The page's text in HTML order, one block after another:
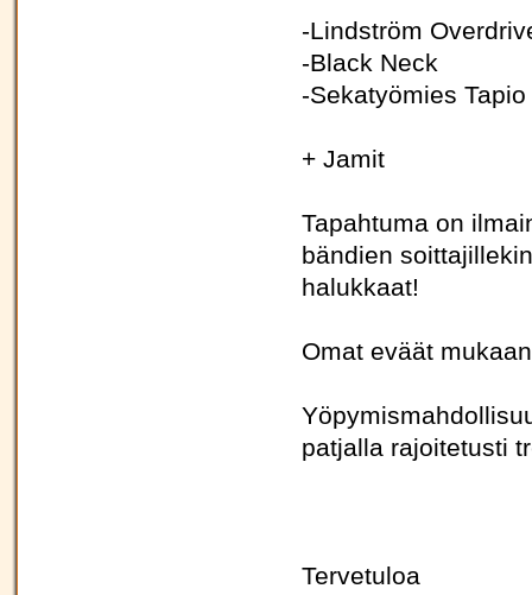
-Lindström
-Black Neck
-Sekatyömies
+ Jamit
Tapahtuma on
bändien
halukkaat!
Omat eväät
patjalla rajoitetusti
Tervetuloa